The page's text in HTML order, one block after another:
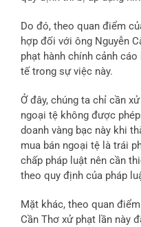
Do đó, theo quan điểm
hợp đối với ông Nguyễn
phạt hành chính cảnh
tế trong sự việc này.
Ở đây, chúng ta chỉ cần
ngoại tệ không được
doanh vàng bạc này khi
mua bán ngoại tệ là trái
chấp pháp luật nên cần
theo quy định của pháp
Mặt khác, theo quan
Cần Thơ xử phạt lần này